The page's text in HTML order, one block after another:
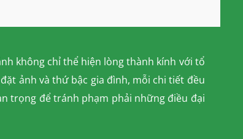
không chỉ thể hiện lòng thành kính với tổ
ảnh và thứ bậc gia đình, mỗi chi tiết đều
trọng để tránh phạm phải những điều đại